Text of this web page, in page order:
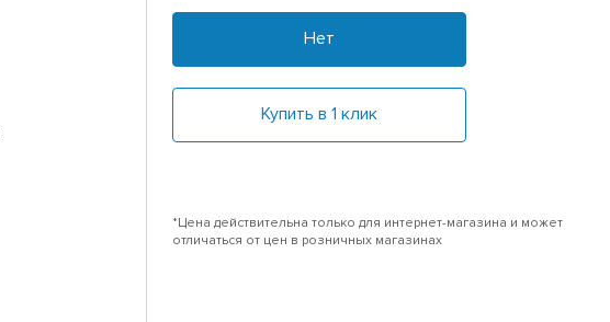
Нет
Купить в 1 клик
*Цена действительна только для интернет-магазина и может
отличаться от цен в розничных магазинах